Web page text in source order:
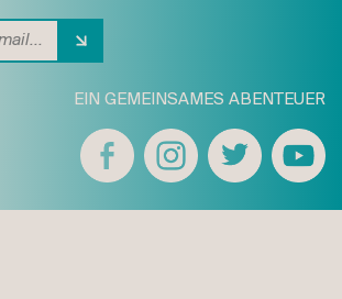
EIN GEMEINSAMES ABENTEUER